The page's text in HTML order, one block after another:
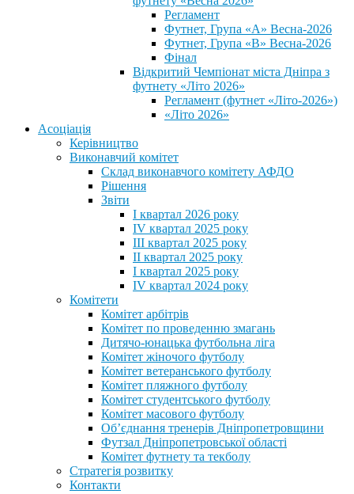
Регламент
Футнет, Група «А» Весна-2026
Футнет, Група «В» Весна-2026
Фінал
Відкритий Чемпіонат міста Дніпра з
футнету «Літо 2026»
Регламент (футнет «Літо-2026»)
«Літо 2026»
Асоціація
Керівництво
Виконавчий комітет
Склад виконавчого комітету АФДО
Рішення
Звіти
I квартал 2026 року
IV квартал 2025 року
III квартал 2025 року
II квартал 2025 року
I квартал 2025 року
IV квартал 2024 року
Комітети
Комітет арбітрів
Комітет по проведенню змагань
Дитячо-юнацька футбольна ліга
Комітет жіночого футболу
Комітет ветеранського футболу
Комітет пляжного футболу
Комітет студентського футболу
Комітет масового футболу
Обʼєднання тренерів Дніпропетровщини
Футзал Дніпропетровської області
Комітет футнету та текболу
Стратегія розвитку
Контакти